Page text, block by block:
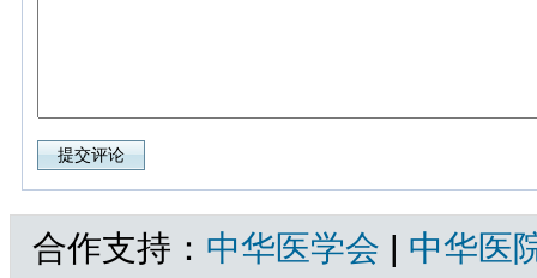
合作支持： 中华医学会 | 中华医